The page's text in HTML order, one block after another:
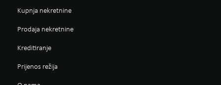
Kupnja nekretnine
Prodaja nekretnine
Kreditiranje
Prijenos režija